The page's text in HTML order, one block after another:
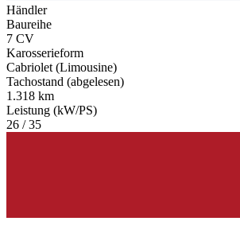
Händler
Baureihe
7 CV
Karosserieform
Cabriolet (Limousine)
Tachostand (abgelesen)
1.318 km
Leistung (kW/PS)
26 / 35